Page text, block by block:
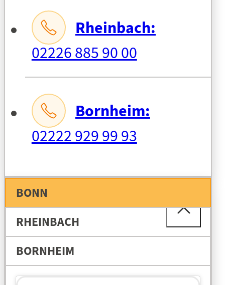
Rheinbach:
02226 885 90 00
Bornheim:
02222 929 99 93
BONN
RHEINBACH
BORNHEIM